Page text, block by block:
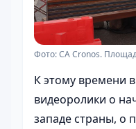
Фото: CA Cronos.
К этому времени
видеоролики о
западе страны, о